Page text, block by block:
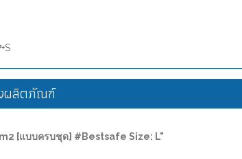
งผลิตภัณฑ์
[แบบครบชุด] #Bestsafe Size: L"